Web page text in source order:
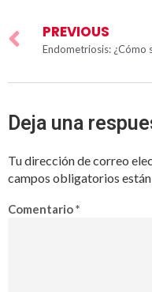
PREVIOUS
Deja una
Tu dirección de correo
campos obligatorios
Comentario*